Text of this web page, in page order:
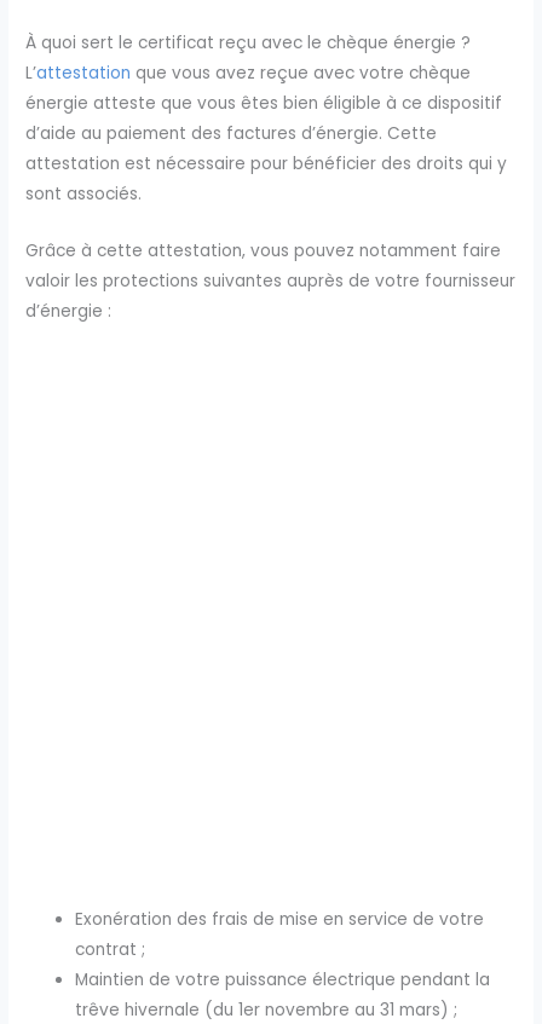
À quoi sert le certificat reçu avec le chèque énergie ?
L’attestation que vous avez reçue avec votre chèque
énergie atteste que vous êtes bien éligible à ce dispositif
d’aide au paiement des factures d’énergie. Cette
attestation est nécessaire pour bénéficier des droits qui y
sont associés.
Grâce à cette attestation, vous pouvez notamment faire
valoir les protections suivantes auprès de votre fournisseur
d’énergie :
Exonération des frais de mise en service de votre
contrat ;
Maintien de votre puissance électrique pendant la
trêve hivernale (du 1er novembre au 31 mars) ;